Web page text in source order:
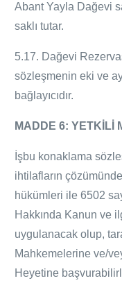
Abant Yayla Dağevi
saklı tutar.
5.17. Dağevi
sözleşmenin eki ve
bağlayıcıdır.
MADDE 6: YETKİLİ
İşbu konaklama
ihtilafların
hükümleri ile 6502
Hakkında Kanun ve
uygulanacak olup,
Mahkemelerine ve/
Heyetine